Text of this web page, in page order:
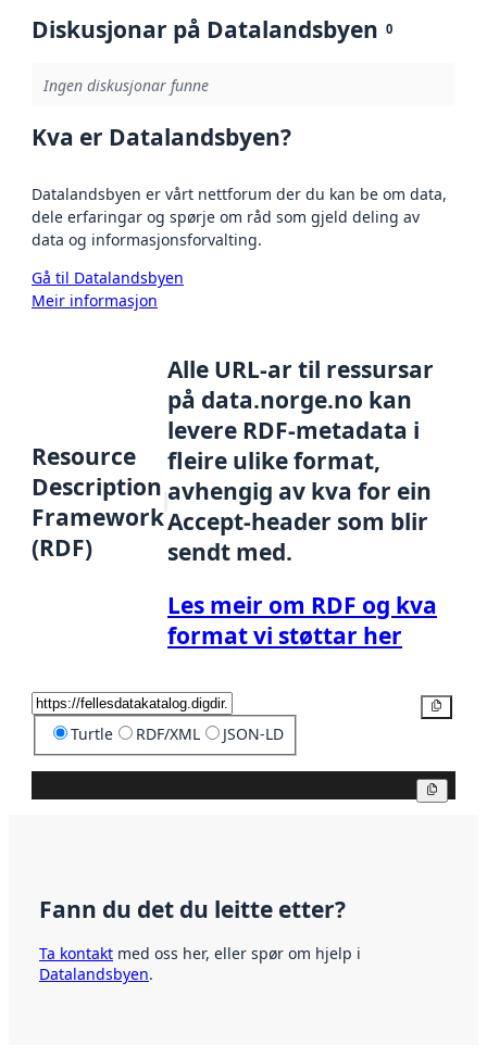
Diskusjonar på Datalandsbyen 0
Ingen diskusjonar funne
Kva er Datalandsbyen?
Datalandsbyen er vårt nettforum der du kan be om data,
dele erfaringar og spørje om råd som gjeld deling av
data og informasjonsforvalting.
Gå til Datalandsbyen
Meir informasjon
Resource
Description
Framework
(RDF)
Alle URL-ar til ressursar
på data.norge.no kan
levere RDF-metadata i
fleire ulike format,
avhengig av kva for ein
Accept-header som blir
sendt med.
Les meir om RDF og kva
format vi støttar her
Turtle RDF/XML JSON-LD
Fann du det du leitte etter?
Ta kontakt med oss her, eller spør om hjelp i
Datalandsbyen.